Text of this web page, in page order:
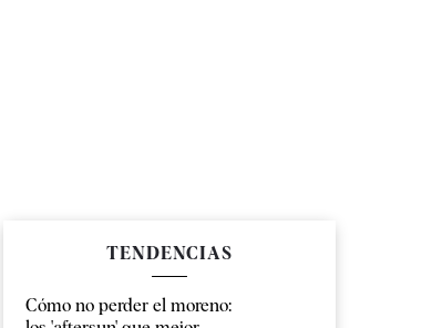
TENDENCIAS
Cómo no perder el moreno: